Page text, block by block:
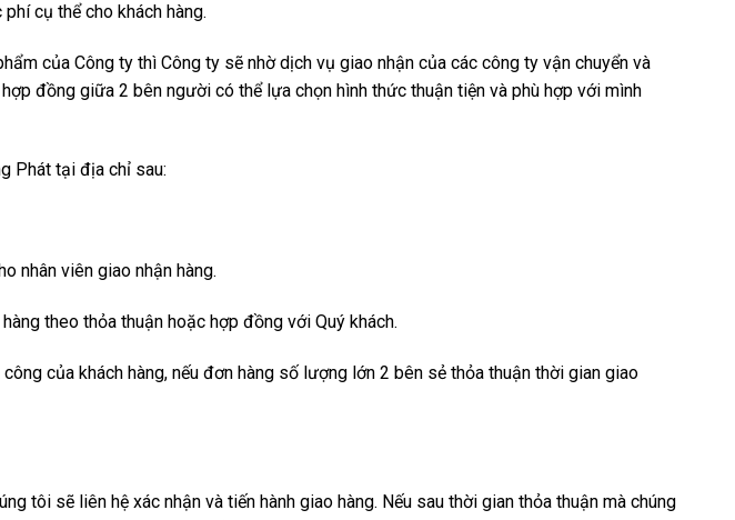
cụ thể cho khách hàng.
của Công ty thì Công ty sẽ nhờ dịch vụ giao nhận của các công ty vận chuyển và
đồng giữa 2 bên người có thể lựa chọn hình thức thuận tiện và phù hợp với mình
Phát tại địa chỉ sau:
nhân viên giao nhận hàng.
theo thỏa thuận hoặc hợp đồng với Quý khách.
của khách hàng, nếu đơn hàng số lượng lớn 2 bên sẻ thỏa thuận thời gian giao
tôi sẽ liên hệ xác nhận và tiến hành giao hàng. Nếu sau thời gian thỏa thuận mà chúng